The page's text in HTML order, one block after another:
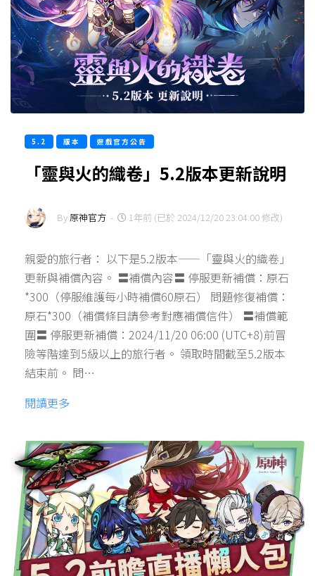
5.2 版本 遊戲官方公告
「靈與火的織卷」5.2版本更新說明
By原神官方 - 1年前 (已於 2024/12/20 23:04:00 修改)
親愛的旅行者： 以下是5.2版本——「靈與火的織卷」
更新與補償內容。 〓補償內容〓 停服更新補償：原石
*300（停服維護每小時補償60原石） 問題修復補償：
原石*300（補償條目請參考對應補償信件） 〓補償範
圍〓 停服更新補償：2024/11/20 06:00 (UTC+8)前冒
險等階達到5級以上的旅行者。 領取時間截至5.2版本
結束前。 問…
閱讀更多